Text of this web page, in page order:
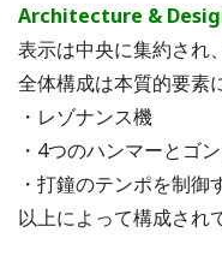
Architecture &
表示は中央に集約され
全体構成は本質的要素
・レゾナンス機
・4つのハンマーとゴ
・打鐘のテンポを制御
以上によって構成され